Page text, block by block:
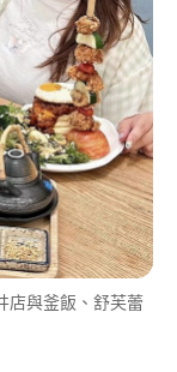
店與釜飯、舒芙蕾